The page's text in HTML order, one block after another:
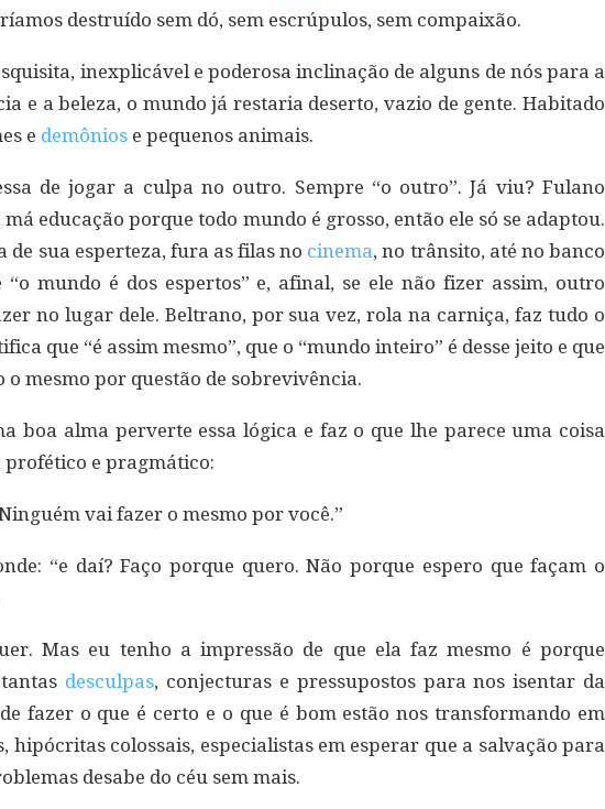
destruído sem dó, sem escrúpulos, sem compaixão.
inexplicável e poderosa inclinação de alguns de nós para a
e a beleza, o mundo já restaria deserto, vazio de gente. Habitado
e demônios e pequenos animais.
de jogar a culpa no outro. Sempre “o outro”. Já viu? Fulano
educação porque todo mundo é grosso, então ele só se adaptou.
de sua esperteza, fura as filas no cinema, no trânsito, até no banco
“o mundo é dos espertos” e, afinal, se ele não fizer assim, outro
no lugar dele. Beltrano, por sua vez, rola na carniça, faz tudo o
que “é assim mesmo”, que o “mundo inteiro” é desse jeito e que
o mesmo por questão de sobrevivência.
boa alma perverte essa lógica e faz o que lhe parece uma coisa
profético e pragmático:
vai fazer o mesmo por você.”
“e daí? Faço porque quero. Não porque espero que façam o
Mas eu tenho a impressão de que ela faz mesmo é porque
desculpas, conjecturas e pressupostos para nos isentar da
fazer o que é certo e o que é bom estão nos transformando em
hipócritas colossais, especialistas em esperar que a salvação para
desabe do céu sem mais.